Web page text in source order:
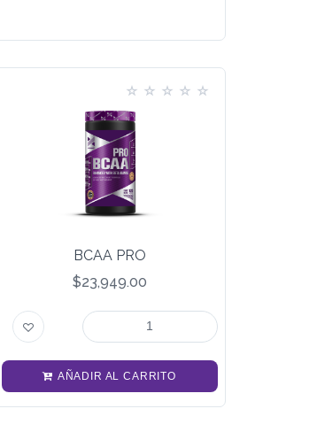
BCAA PRO
$23,949.00
AÑADIR AL CARRITO